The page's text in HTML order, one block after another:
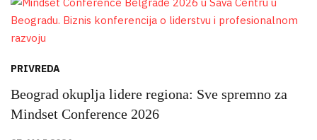
PRIVREDA
Beograd okuplja lidere regiona: Sve spremno za
Mindset Conference 2026